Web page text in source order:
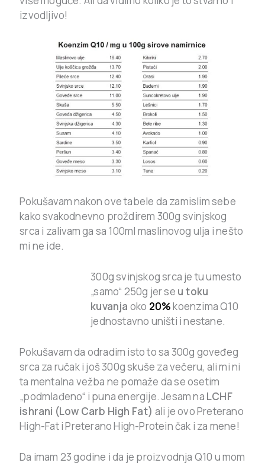
izvodljivo!
Pokušavam nakon ove tabele da zamislim sebe
kako svakodnevno proždirem 300g svinjskog
srca i zalivam ga sa 100ml maslinovog ulja i nešto
mi ne ide.
300g svinjskog srca je tu umesto
„samo“ 250g jer se u toku
kuvanja oko 20%koenzima Q10
jednostavno uništi i nestane.
Pokušavam da odradim isto to sa 300g goveđeg
srca za ručak i još 300g skuše za večeru, ali mi ni
ta mentalna vežba ne pomaže da se osetim
„podmlađeno“ i puna energije. Jesam na LCHF
ishrani (Low Carb High Fat) ali je ovo Preterano
High-Fat i Preterano High-Protein čak i za mene!
Da imam 23 godine i da je proizvodnja Q10 u mom